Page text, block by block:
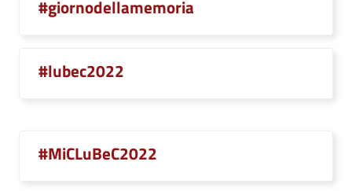
#giornodellamemoria
#lubec2022
#MiCLuBeC2022